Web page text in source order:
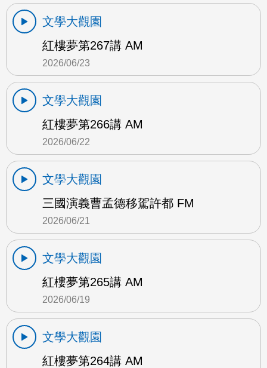
文學大觀園
紅樓夢第267講 AM
2026/06/23
文學大觀園
紅樓夢第266講 AM
2026/06/22
文學大觀園
三國演義曹孟德移駕許都 FM
2026/06/21
文學大觀園
紅樓夢第265講 AM
2026/06/19
文學大觀園
紅樓夢第264講 AM